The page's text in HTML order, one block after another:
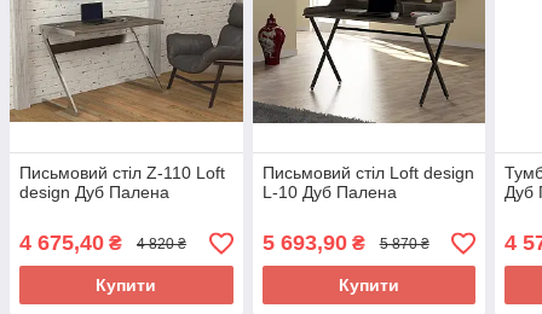
Письмовий стіл Z-110 Loft
design Дуб Палена
4 675,40 ₴ 4 820 ₴
Купити
Письмовий стіл Loft design
L-10 Дуб Палена
5 693,90₴ 5 870 ₴
Купити
Дуб
4